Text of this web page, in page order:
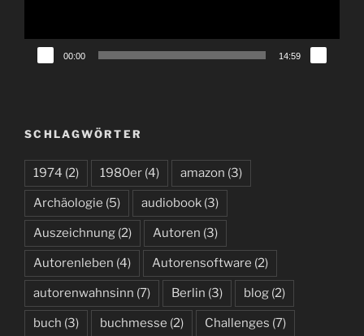
00:00 14:59
SCHLAGWÖRTER
1974 (2) 1980er (4) amazon (3)
Archäologie (5) audiobook (3)
Auszeichnung (2) Autoren (3)
Autorenleben (4) Autorensoftware (2)
autorenwahnsinn (7) Berlin (3) blog (2)
buch (3) buchmesse (2) Challenges (7)